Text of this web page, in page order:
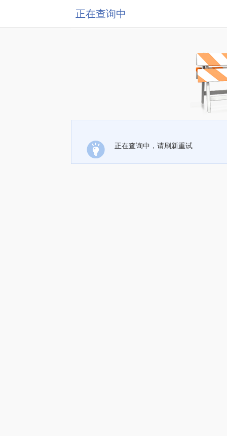
正在查询中
正在查询中，请刷新重试